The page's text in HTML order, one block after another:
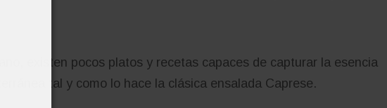
existen pocos platos y recetas capaces de capturar la esencia
tal y como lo hace la clásica ensalada Caprese.